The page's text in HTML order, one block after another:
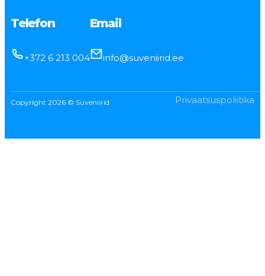
Telefon
+372 6 213 004
Email
info@suveniirid.ee
Copyright 2026 © Suveniirid Privaatsuspoliitika